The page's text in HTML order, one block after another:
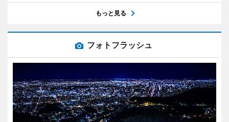
もっと見る
フォトフラッシュ